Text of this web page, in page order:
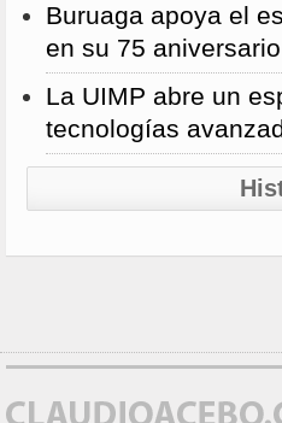
Buruaga apoya el
en su 75 aniversario
La UIMP abre un
tecnologías